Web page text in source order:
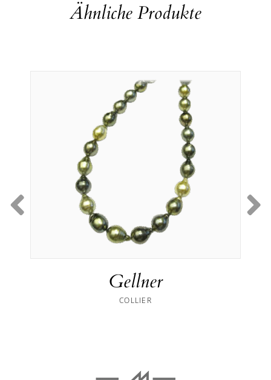
Ähnliche Produkte
Gellner
COLLIER